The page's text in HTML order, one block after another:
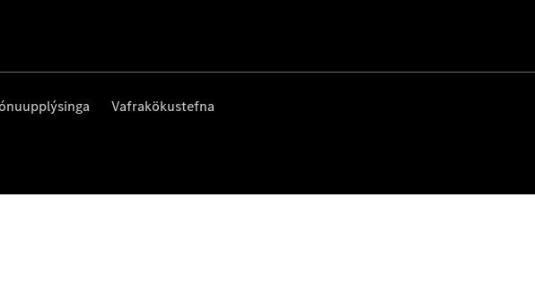
Vafrakökustefna